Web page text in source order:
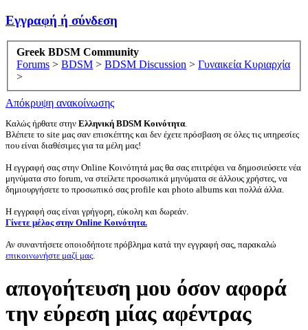
Εγγραφή ή σύνδεση
Greek BDSM Community
Forums > BDSM > BDSM Discussion > Γυναικεία Κυριαρχία
>
Απόκρυψη ανακοίνωσης
Καλώς ήρθατε στην Ελληνική BDSM Κοινότητα.
Βλέπετε το site μας σαν επισκέπτης και δεν έχετε πρόσβαση σε όλες τις υπηρεσίες
που είναι διαθέσιμες για τα μέλη μας!
Η εγγραφή σας στην Online Κοινότητά μας θα σας επιτρέψει να δημοσιεύσετε νέα
μηνύματα στο forum, να στείλετε προσωπικά μηνύματα σε άλλους χρήστες, να
δημιουργήσετε το προσωπικό σας profile και photo albums και πολλά άλλα.
Η εγγραφή σας είναι γρήγορη, εύκολη και δωρεάν.
Γίνετε μέλος στην Online Κοινότητα.
Αν συναντήσετε οποιοδήποτε πρόβλημα κατά την εγγραφή σας, παρακαλώ
επικοινωνήστε μαζί μας.
απογοήτευση μου όσον αφορά
την εύρεση μίας αφέντρας